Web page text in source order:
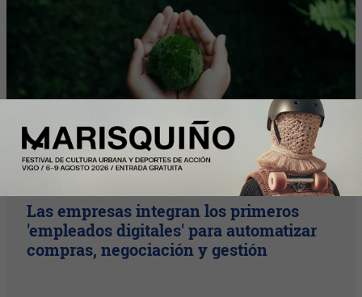
Plus
Las empresas integran los primeros
'empleados digitales' para automatizar
compras, negociación y gestión